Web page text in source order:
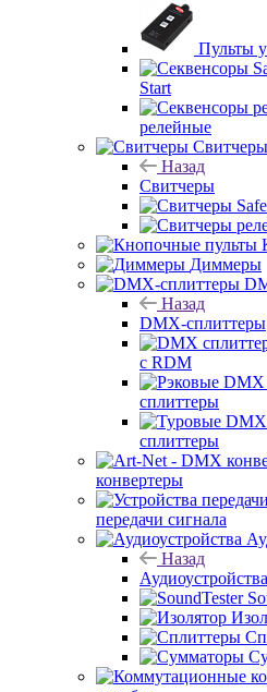
Пульты
Start
релейные
Свитчеры
Назад
Свитчеры
Диммеры
Назад
DMX-сплиттеры
с RDM
сплиттеры
сплиттеры
конвертеры
передачи сигнала
Назад
Аудиоустройства